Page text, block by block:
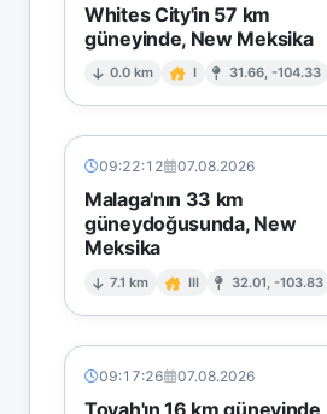
Whites City'in 57 km
güneyinde, New Meksika
0.0 km I 31.66, -104.33
09:22:12 07.08.2026
Malaga'nın 33 km
güneydoğusunda, New
Meksika
7.1 km III 32.01, -103.83
09:17:26 07.08.2026
Toyah'ın 16 km güneyinde,